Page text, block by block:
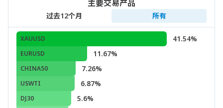
主要交易产品
过去12个月 所有
XAUUSD 41.54%
EURUSD 11.67%
CHINA50 7.26%
USWTI 6.87%
DJ30 5.6%